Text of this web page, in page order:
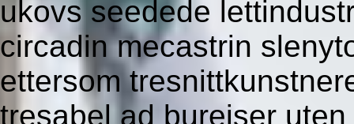
ukovs seedede
circadin mecastrin
ettersom
tresabel ad bureiser